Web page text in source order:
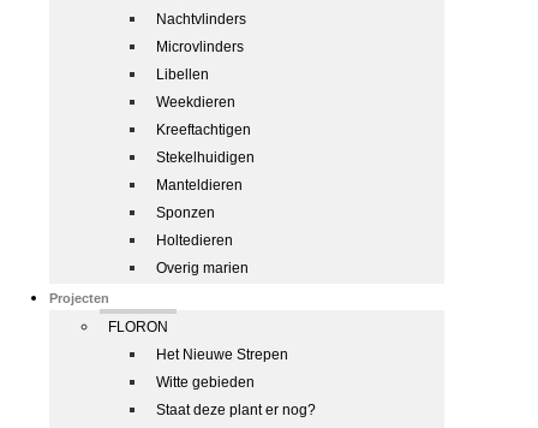
Nachtvlinders
Microvlinders
Libellen
Weekdieren
Kreeftachtigen
Stekelhuidigen
Manteldieren
Sponzen
Holtedieren
Overig marien
Projecten
FLORON
Het Nieuwe Strepen
Witte gebieden
Staat deze plant er nog?